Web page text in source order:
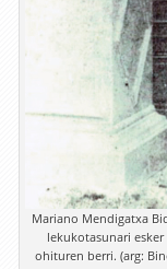
Mariano Mendigatxa
lekukotasunari
ohituren berri. (arg: